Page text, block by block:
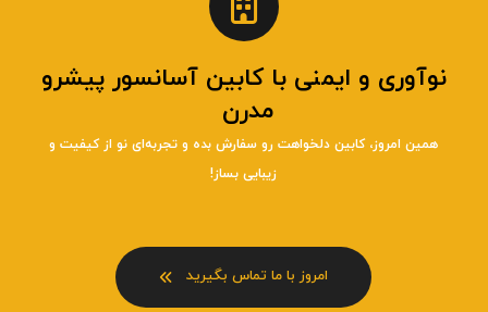
نوآوری و ایمنی با کابین آسانسور پیشرو
مدرن
همین امروز، کابین دلخواهت رو سفارش بده و تجربه‌ای نو از کیفیت و
زیبایی بساز!
امروز با ما تماس بگیرید